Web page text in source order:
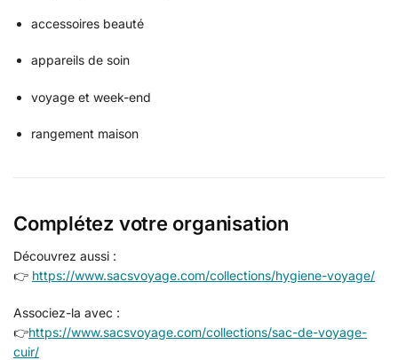
accessoires beauté
appareils de soin
voyage et week-end
rangement maison
Complétez votre organisation
Découvrez aussi :
👉 https://www.sacsvoyage.com/collections/hygiene-voyage/
Associez-la avec :
👉https://www.sacsvoyage.com/collections/sac-de-voyage-
cuir/